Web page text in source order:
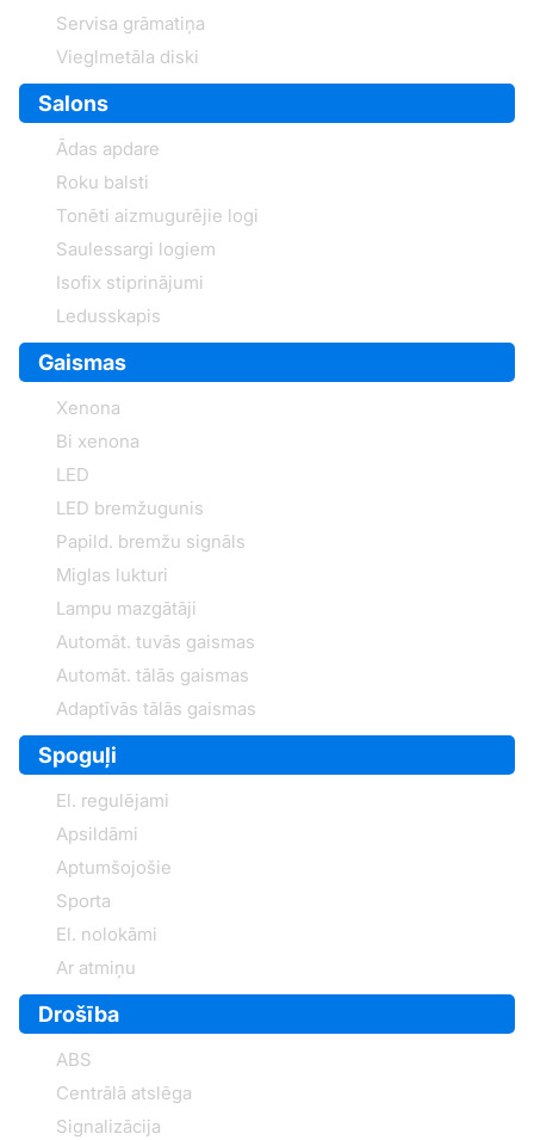
Servisa grāmatiņa
Vieglmetāla diski
Salons
Ādas apdare
Roku balsti
Tonēti aizmugurējie logi
Saulessargi logiem
Isofix stiprinājumi
Ledusskapis
Gaismas
Xenona
Bi xenona
LED
LED bremžugunis
Papild. bremžu signāls
Miglas lukturi
Lampu mazgātāji
Automāt. tuvās gaismas
Automāt. tālās gaismas
Adaptīvās tālās gaismas
Spoguļi
El. regulējami
Apsildāmi
Aptumšojošie
Sporta
El. nolokāmi
Ar atmiņu
Drošība
ABS
Centrālā atslēga
Signalizācija